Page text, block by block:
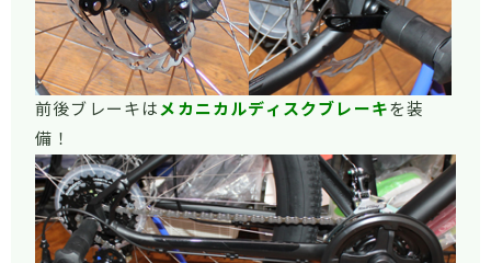
前後ブレーキはメカニカルディスクブレーキを装
備！